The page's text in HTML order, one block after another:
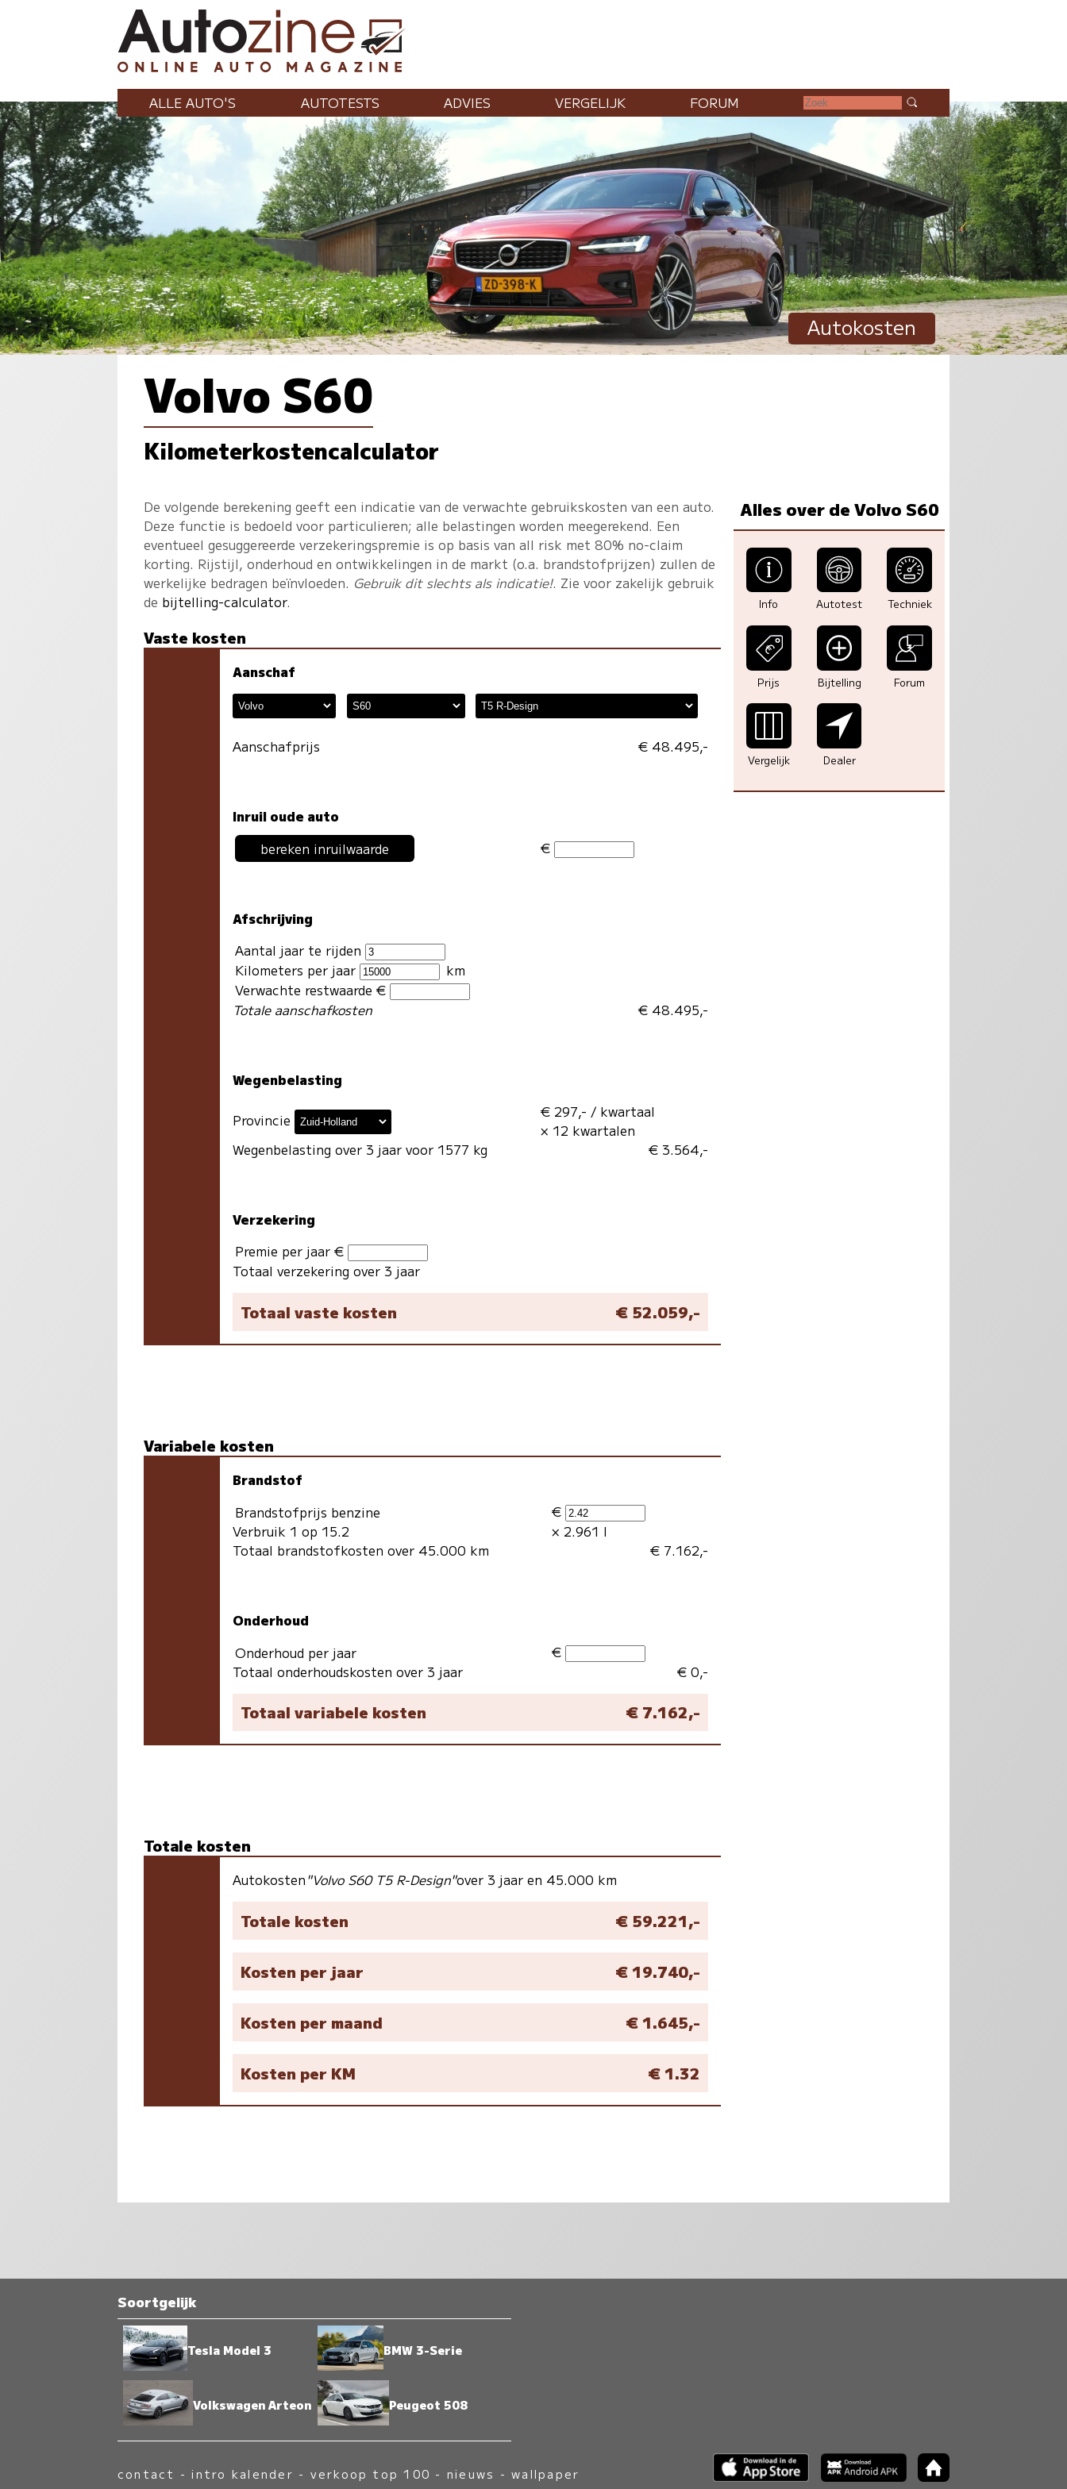
ALLE AUTO'S AUTOTESTS ADVIES VERGELIJK FORUM
Autokosten
Volvo S60
Kilometerkostencalculator
De volgende berekening geeft een indicatie van de verwachte gebruikskosten van een auto.
Deze functie is bedoeld voor particulieren; alle belastingen worden meegerekend. Een
eventueel gesuggereerde verzekeringspremie is op basis van all risk met 80% no-claim
korting. Rijstijl, onderhoud en ontwikkelingen in de markt (o.a. brandstofprijzen) zullen de
werkelijke bedragen beïnvloeden. Gebruik dit slechts als indicatie!. Zie voor zakelijk gebruik
de bijtelling-calculator.
Vaste kosten
Aanschaf
Aanschafprijs € 48.495,-
Inruil oude auto
bereken inruilwaarde
€
Afschrijving
Aantal jaar te rijden
Kilometers per jaar
km
Verwachte restwaarde €
Totale aanschafkosten
€ 48.495,-
Wegenbelasting
Provincie
Wegenbelasting over 3 jaar voor 1577 kg
€ 297,- / kwartaal
× 12 kwartalen
€ 3.564,-
Verzekering
Premie per jaar €
Totaal verzekering over 3 jaar
Totaal vaste kosten € 52.059,-
Variabele kosten
Brandstof
Brandstofprijs benzine
Verbruik 1 op 15.2
Totaal brandstofkosten over 45.000 km
€
× 2.961 l
€ 7.162,-
Onderhoud
Onderhoud per jaar
Totaal onderhoudskosten over 3 jaar
€
€ 0,-
Totaal variabele kosten € 7.162,-
Totale kosten
Autokosten"Volvo S60 T5 R-Design"over 3 jaar en 45.000 km
Totale kosten € 59.221,-
Kosten per jaar € 19.740,-
Kosten per maand € 1.645,-
Kosten per KM € 1.32
Alles over de Volvo S60
Info Autotest Techniek
Prijs Bijtelling Forum
Vergelijk Dealer
Soortgelijk
Tesla Model 3 BMW 3-Serie
Volkswagen Arteon Peugeot 508
contact -intro kalender - verkoop top 100 - nieuws -wallpaper